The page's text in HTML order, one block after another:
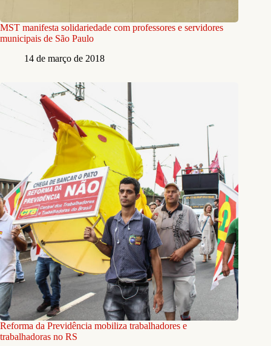
MST manifesta solidariedade com professores e servidores
municipais de São Paulo
14 de março de 2018
Reforma da Previdência mobiliza trabalhadores e
trabalhadoras no RS